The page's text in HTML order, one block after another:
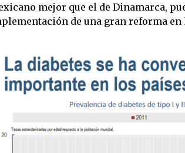
mejor que el de Dinamarca,
de una gran reforma